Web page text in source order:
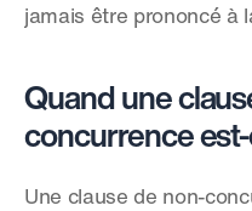
jamais être prononcé à
Quand une
concurrence
Une clause de non-